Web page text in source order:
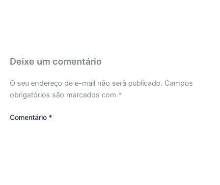
Deixe um comentário
O seu endereço de e-mail não será publicado. Campos
obrigatórios são marcados com *
Comentário *